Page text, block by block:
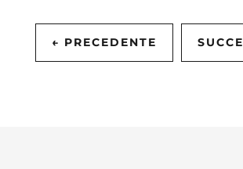
← PRECEDENTE